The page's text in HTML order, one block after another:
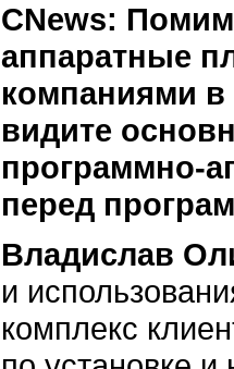
CNews:
аппаратные
компаниями
видите
программно-
перед
Владислав
и
комплекс